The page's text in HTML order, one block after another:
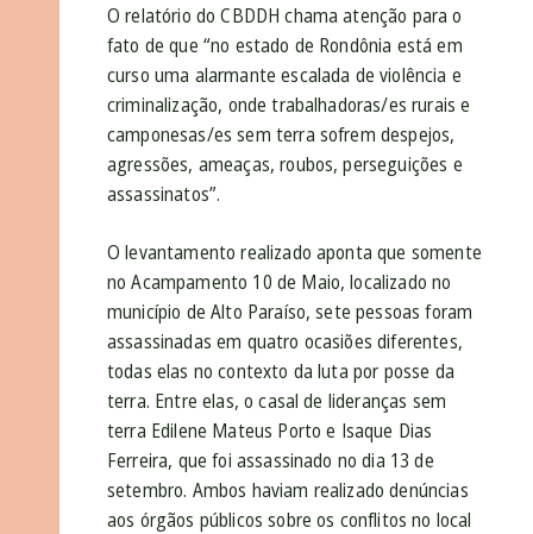
O relatório do CBDDH chama atenção para o
fato de que “no estado de Rondônia está em
curso uma alarmante escalada de violência e
criminalização, onde trabalhadoras/es rurais e
camponesas/es sem terra sofrem despejos,
agressões, ameaças, roubos, perseguições e
assassinatos”.
O levantamento realizado aponta que somente
no Acampamento 10 de Maio, localizado no
município de Alto Paraíso, sete pessoas foram
assassinadas em quatro ocasiões diferentes,
todas elas no contexto da luta por posse da
terra. Entre elas, o casal de lideranças sem
terra Edilene Mateus Porto e Isaque Dias
Ferreira, que foi assassinado no dia 13 de
setembro. Ambos haviam realizado denúncias
aos órgãos públicos sobre os conflitos no local